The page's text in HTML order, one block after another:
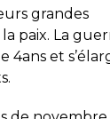
grandes
paix. La
4ans et